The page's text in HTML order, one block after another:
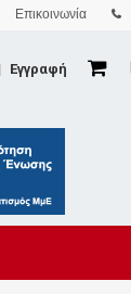
Επικοινωνία
Εγγραφή